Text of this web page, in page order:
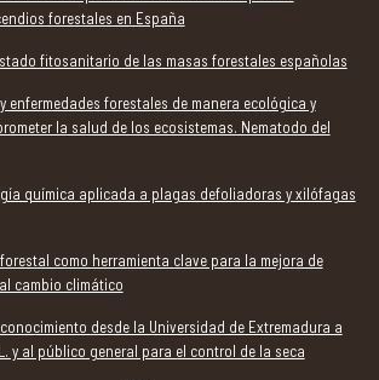
forestales en España
fitosanitario de las masas forestales españolas
enfermedades forestales de manera ecológica y
la salud de los ecosistemas. Nematodo del
química aplicada a plagas defoliadoras y xilófagas
como herramienta clave para la mejora de
cambio climático
desde la Universidad de Extremadura a
y al público general para el control de la seca